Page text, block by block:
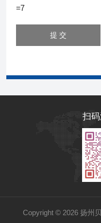
=7
扫
Copyright © 2026 扬州